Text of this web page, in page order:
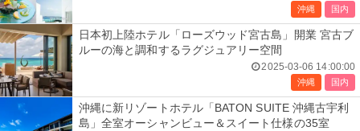
沖縄 国内
日本初上陸ホテル「ローズウッド宮古島」開業 宮古ブ
ルーの海と調和するラグジュアリー空間
2025-03-06 14:00:00
沖縄 国内
沖縄に新リゾートホテル「BATON SUITE 沖縄古宇利
島」全室オーシャンビュー＆スイート仕様の35室